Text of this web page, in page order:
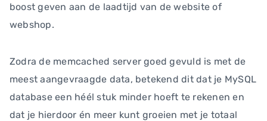
boost geven aan de laadtijd van de website of
webshop.
Zodra de memcached server goed gevuld is met de
meest aangevraagde data, betekend dit dat je MySQL
database een héél stuk minder hoeft te rekenen en
dat je hierdoor én meer kunt groeien met je totaal